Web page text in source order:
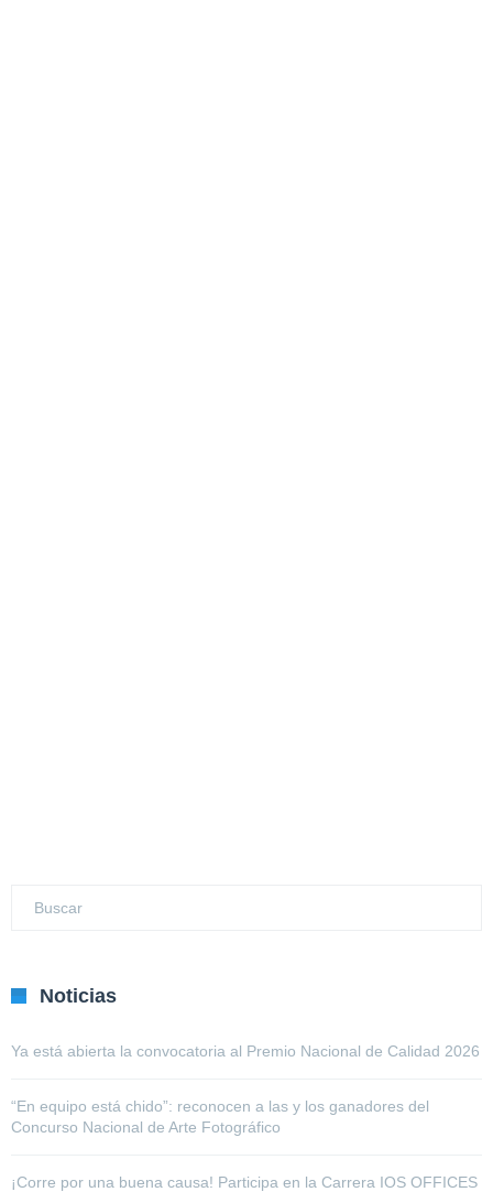
Noticias
Ya está abierta la convocatoria al Premio Nacional de Calidad 2026
“En equipo está chido”: reconocen a las y los ganadores del
Concurso Nacional de Arte Fotográfico
¡Corre por una buena causa! Participa en la Carrera IOS OFFICES